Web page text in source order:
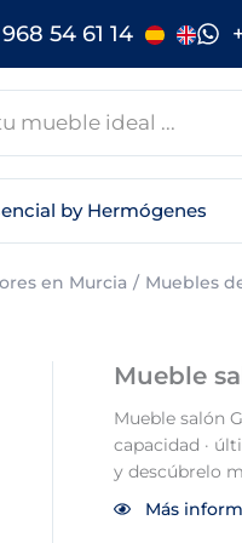
968 54 61 14
by Hermógenes
en Murcia Muebles
Mueble
Mueble salón
capacidad ·
y descúbrelo
Más